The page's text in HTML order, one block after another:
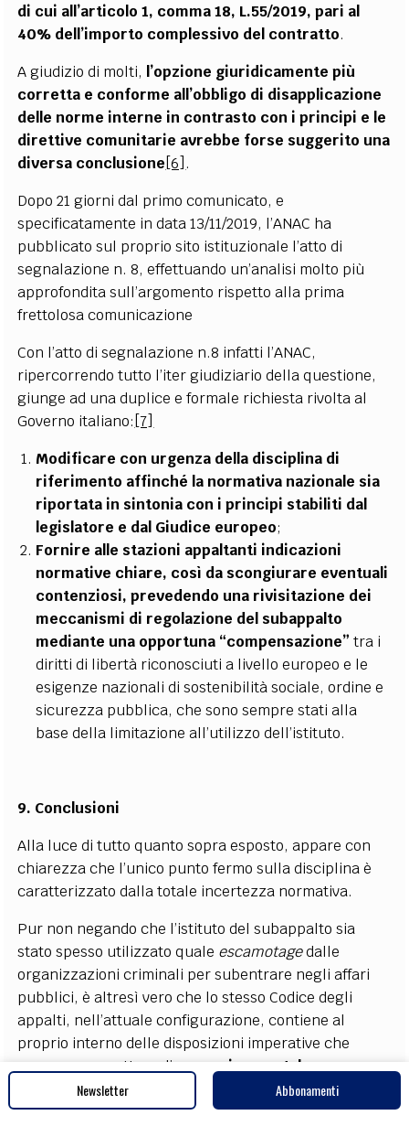
di cui all’articolo 1, comma 18, L.55/2019, pari al
40% dell’importo complessivo del contratto.
A giudizio di molti, l’opzione giuridicamente più
corretta e conforme all’obbligo di disapplicazione
delle norme interne in contrasto con i principi e le
direttive comunitarie avrebbe forse suggerito una
diversa conclusione[6] .
Dopo 21 giorni dal primo comunicato, e
specificatamente in data 13/11/2019, l’ANAC ha
pubblicato sul proprio sito istituzionale l’atto di
segnalazione n. 8, effettuando un’analisi molto più
approfondita sull’argomento rispetto alla prima
frettolosa comunicazione
Con l’atto di segnalazione n.8 infatti l’ANAC,
ripercorrendo tutto l’iter giudiziario della questione,
giunge ad una duplice e formale richiesta rivolta al
Governo italiano: [7]
Modificare con urgenza della disciplina di
riferimento affinché la normativa nazionale sia
riportata in sintonia con i principi stabiliti dal
legislatore e dal Giudice europeo;
Fornire alle stazioni appaltanti indicazioni
normative chiare, così da scongiurare eventuali
contenziosi, prevedendo una rivisitazione dei
meccanismi di regolazione del subappalto
mediante una opportuna “compensazione” tra i
diritti di libertà riconosciuti a livello europeo e le
esigenze nazionali di sostenibilità sociale, ordine e
sicurezza pubblica, che sono sempre stati alla
base della limitazione all’utilizzo dell’istituto.
9. Conclusioni
Alla luce di tutto quanto sopra esposto, appare con
chiarezza che l’unico punto fermo sulla disciplina è
caratterizzato dalla totale incertezza normativa.
Pur non negando che l’istituto del subappalto sia
stato spesso utilizzato quale escamotagedalle
organizzazioni criminali per subentrare negli affari
pubblici, è altresì vero che lo stesso Codice degli
appalti, nell’attuale configurazione, contiene al
proprio interno delle disposizioni imperative che
possono permettere di
prevenire una tale
infiltrazione(basti pensare all’istituto dell’articolo 80
del Decreto Legislativo 50/2016 ovvero dell’istituto
Newsletter Abbonamenti